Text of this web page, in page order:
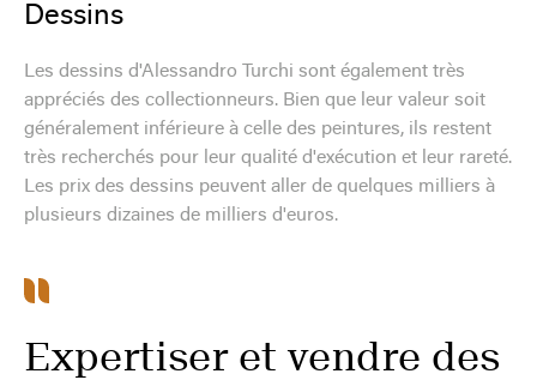
Dessins
Les dessins d'Alessandro Turchi sont également très
appréciés des collectionneurs. Bien que leur valeur soit
généralement inférieure à celle des peintures, ils restent
très recherchés pour leur qualité d'exécution et leur rareté.
Les prix des dessins peuvent aller de quelques milliers à
plusieurs dizaines de milliers d'euros.
Expertiser et vendre des